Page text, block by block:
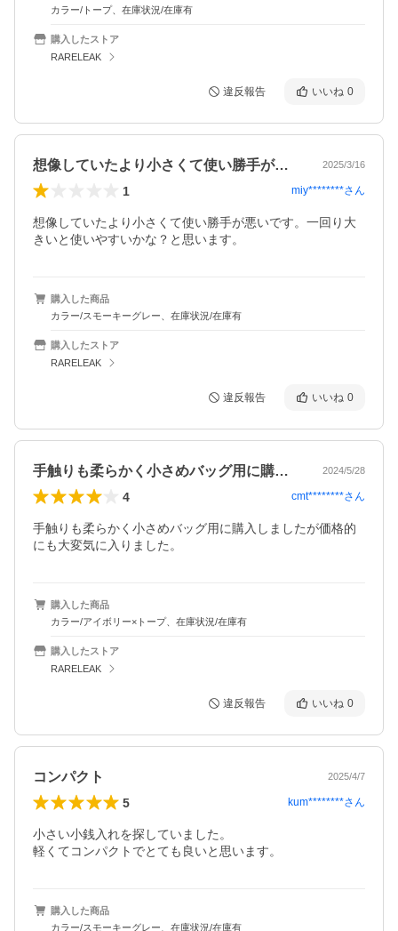
カラー/トープ、在庫状況/在庫有
購入したストア
RARELEAK
違反報告 いいね 0
想像していたより小さくて使い勝手が悪い… 2025/3/16
1 miy********さん
想像していたより小さくて使い勝手が悪いです。一回り大
きいと使いやすいかな？と思います。
購入した商品
カラー/スモーキーグレー、在庫状況/在庫有
購入したストア
RARELEAK
違反報告 いいね 0
手触りも柔らかく小さめバッグ用に購入し… 2024/5/28
4 cmt********さん
手触りも柔らかく小さめバッグ用に購入しましたが価格的
にも大変気に入りました。
購入した商品
カラー/アイボリー×トープ、在庫状況/在庫有
購入したストア
RARELEAK
違反報告 いいね 0
コンパクト 2025/4/7
5 kum********さん
小さい小銭入れを探していました。
軽くてコンパクトでとても良いと思います。
購入した商品
カラー/スモーキーグレー、在庫状況/在庫有